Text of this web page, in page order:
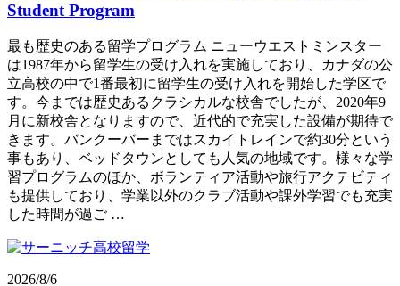
Student Program
最も歴史のある留学プログラム ニューウエストミンスター
は1987年から留学生の受け入れを実施しており、カナダの公
立高校の中で1番最初に留学生の受け入れを開始した学区で
す。今までは歴史あるクラシカルな校舎でしたが、2020年9
月に新校舎となりますので、近代的で充実した設備が期待で
きます。バンクーバーまではスカイトレインで約30分という
事もあり、ベッドタウンとしても人気の地域です。様々な学
習プログラムのほか、ボランティア活動や旅行アクテビティ
も提供しており、学業以外のクラブ活動や課外学習でも充実
した時間が過ご …
2026/8/6